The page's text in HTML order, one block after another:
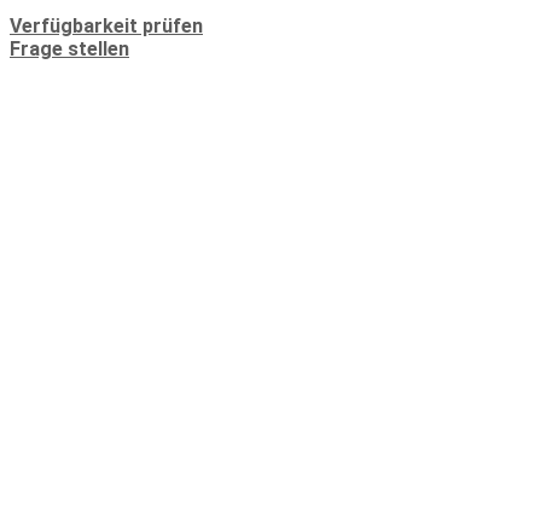
Verfügbarkeit prüfen
Frage stellen